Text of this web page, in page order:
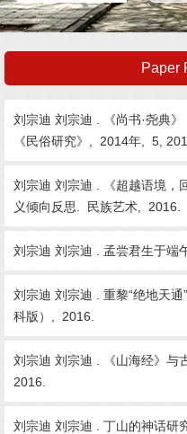
Paper
刘宗迪 刘宗迪 . 《尚书·尧典
《民俗研究》, 2014年, 5,
刘宗迪 刘宗迪 . 《超越语境，
义倾向反思. 民族艺术, 2016.
刘宗迪 刘宗迪 . 孟尝君生于端
刘宗迪 刘宗迪 . 重黎“绝地天
科版）, 2016.
刘宗迪 刘宗迪 . 《山海经》与
2016.
刘宗迪 刘宗迪 . 丁山的神话研